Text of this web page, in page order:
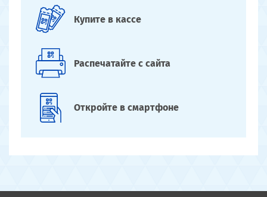
Купите в кассе
Распечатайте с сайта
Откройте в смартфоне